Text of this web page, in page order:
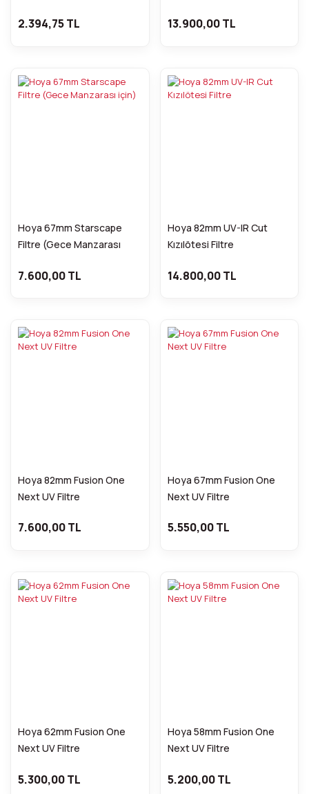
2.394,75 TL 13.900,00 TL
Hoya 67mm Starscape
Filtre (Gece Manzarası
7.600,00 TL
Hoya 82mm UV-IR Cut
Kızılötesi Filtre
14.800,00 TL
Hoya 82mm Fusion One
Next UV Filtre
7.600,00 TL
Hoya 67mm Fusion One
Next UV Filtre
5.550,00 TL
Hoya 62mm Fusion One
Next UV Filtre
5.300,00 TL
Hoya 58mm Fusion One
Next UV Filtre
5.200,00 TL